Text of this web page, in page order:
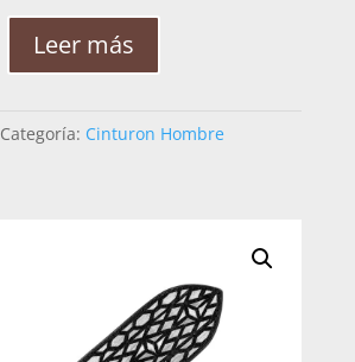
Leer más
Categoría: Cinturon Hombre